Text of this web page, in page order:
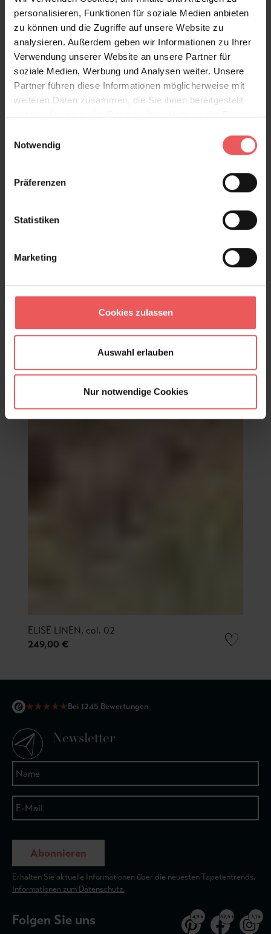
personalisieren, Funktionen für soziale Medien anbieten
zu können und die Zugriffe auf unsere Website zu
analysieren. Außerdem geben wir Informationen zu Ihrer
Verwendung unserer Website an unsere Partner für
soziale Medien, Werbung und Analysen weiter. Unsere
Partner führen diese Informationen möglicherweise mit
weiteren Daten zusammen, die Sie ihnen bereitgestellt
haben oder die sie im Rahmen Ihrer Nutzung der Dienste
Notwendig
Präferenzen
Statistiken
Marketing
Cookies zulassen
Auswahl erlauben
Nur notwendige Cookies
Produktgalerie überspringen
Varianten
249,00 €
ELISE LINEN, col. 02
249,00 €
★★★★★Bei 1245 Bewertungen
Newsletter
Abonnieren
Erhalten Sie aktuelle Informationen über die neuesten Tapetentrends.
Informationen zum Datenschutz.
Folgen Sie uns 4,9 k 32,5 k 3,1 k